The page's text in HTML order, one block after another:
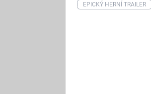
EPICKÝ HERNÍ TRAILER